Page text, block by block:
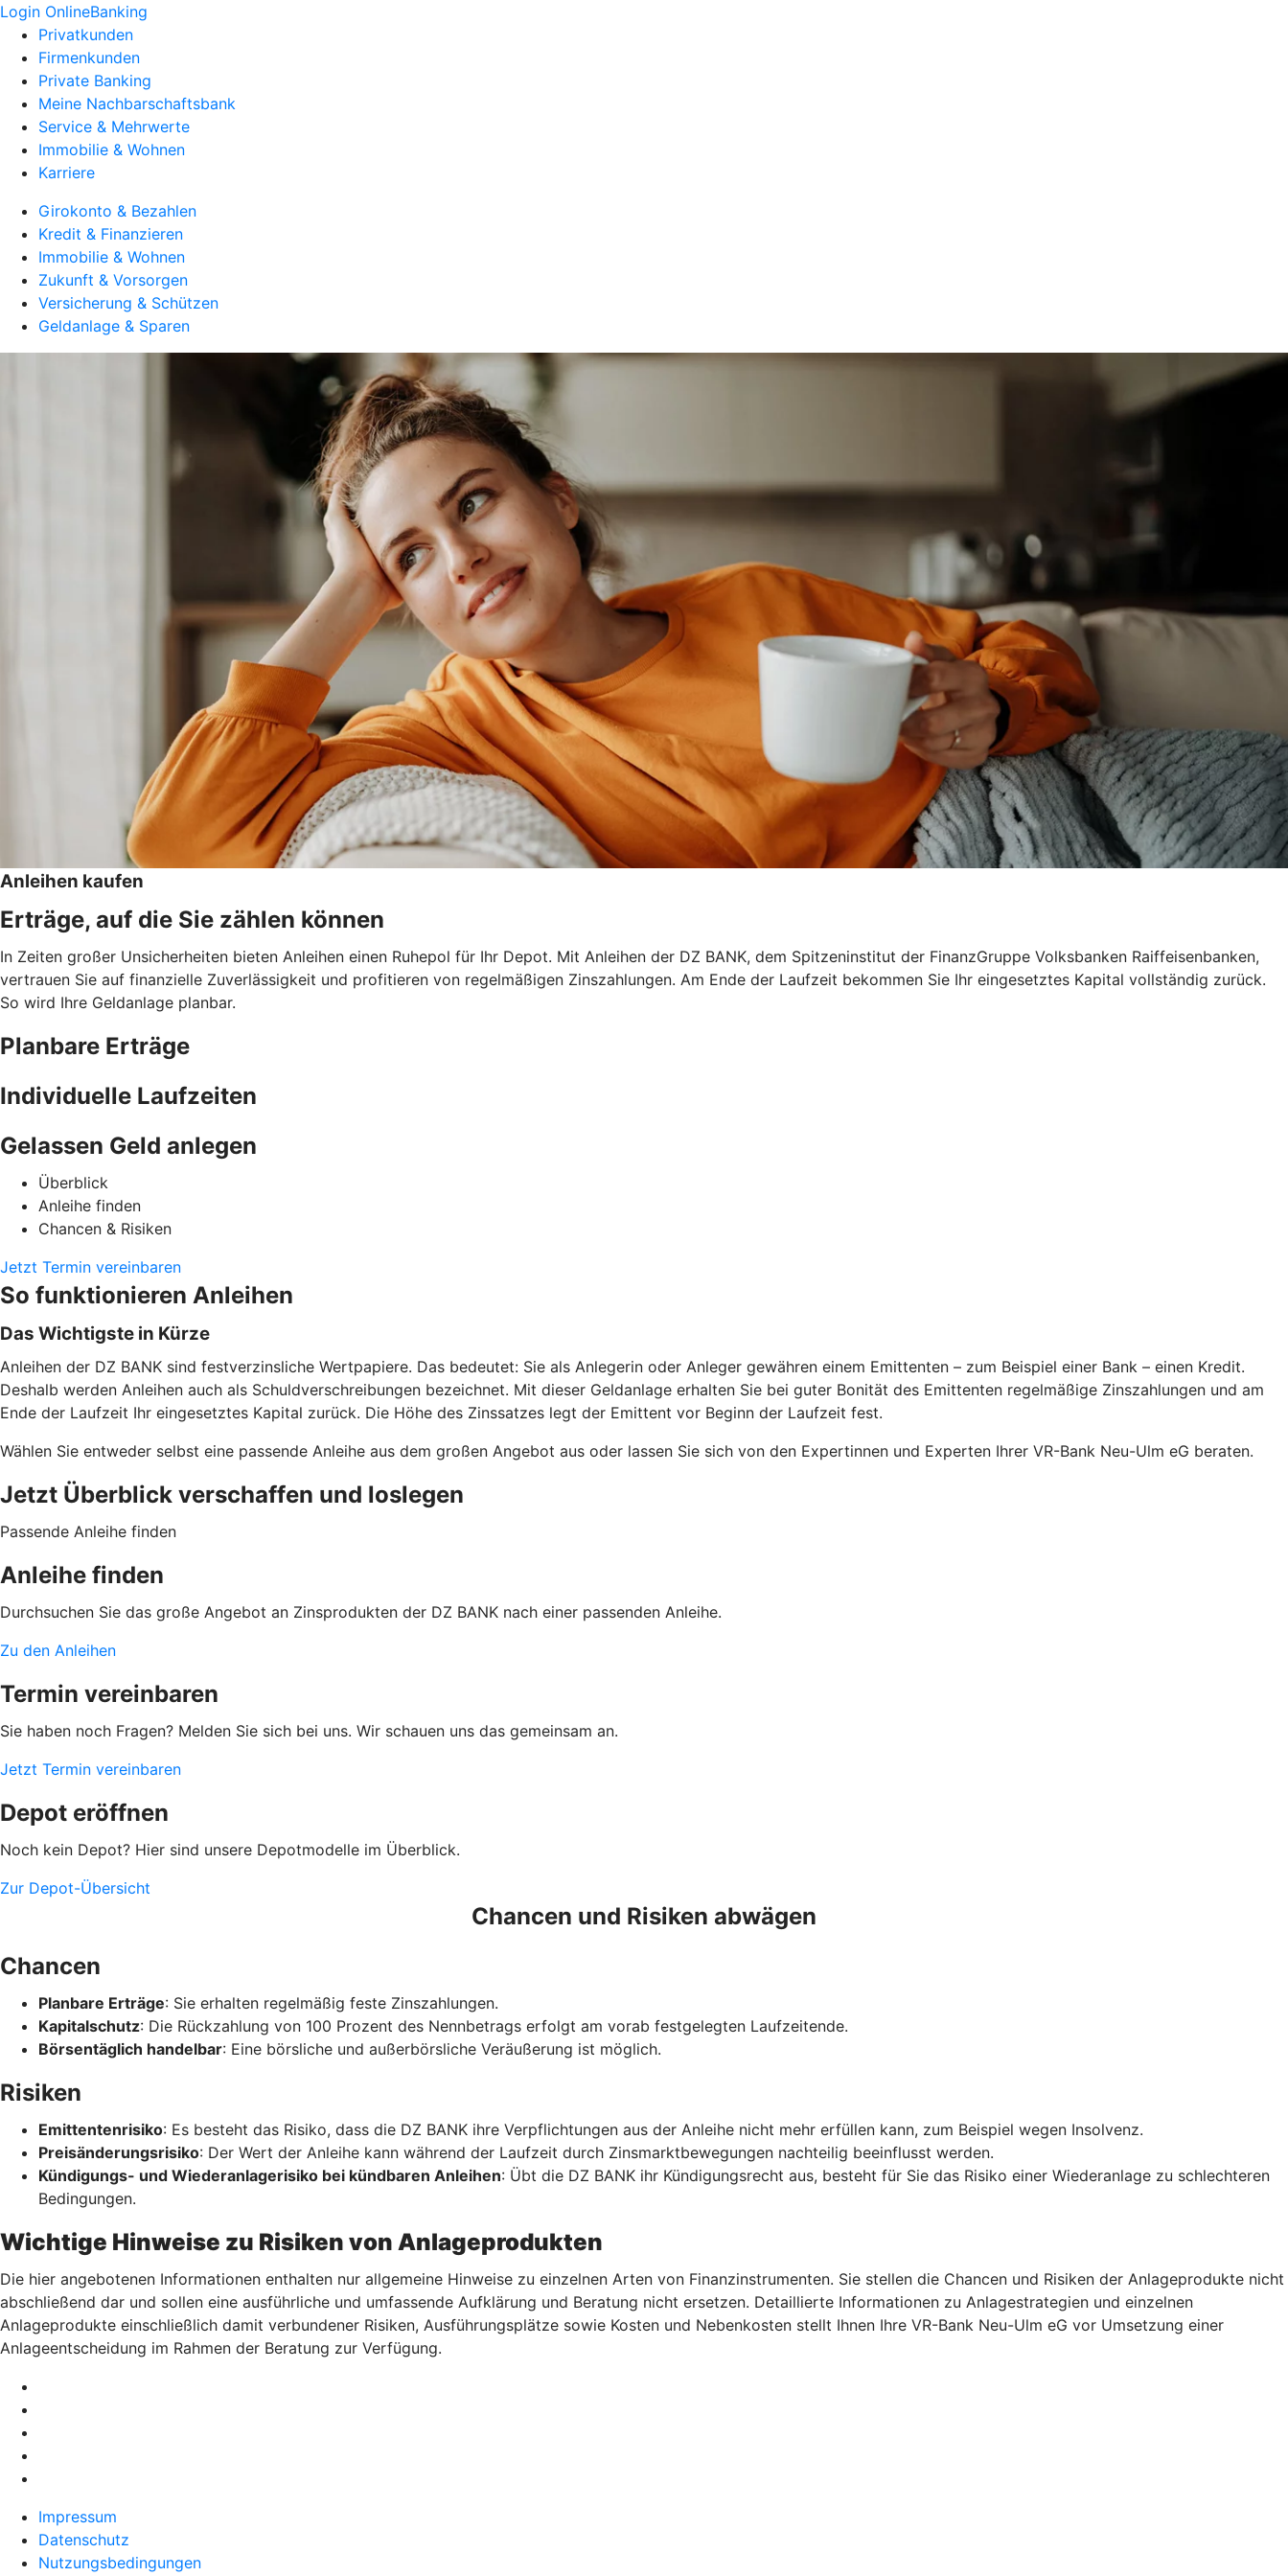
Login OnlineBanking
Privatkunden
Firmenkunden
Private Banking
Meine Nachbarschaftsbank
Service & Mehrwerte
Immobilie & Wohnen
Karriere
Girokonto & Bezahlen
Kredit & Finanzieren
Immobilie & Wohnen
Zukunft & Vorsorgen
Versicherung & Schützen
Geldanlage & Sparen
Anleihen kaufen
Erträge, auf die Sie zählen können
In Zeiten großer Unsicherheiten bieten Anleihen einen Ruhepol für Ihr Depot. Mit Anleihen der DZ BANK, dem Spitzeninstitut der FinanzGruppe Volksbanken Raiffeisenbanken,
vertrauen Sie auf finanzielle Zuverlässigkeit und profitieren von regelmäßigen Zinszahlungen. Am Ende der Laufzeit bekommen Sie Ihr eingesetztes Kapital vollständig zurück.
So wird Ihre Geldanlage planbar.
Planbare Erträge
Individuelle Laufzeiten
Gelassen Geld anlegen
Überblick
Anleihe finden
Chancen & Risiken
Jetzt Termin vereinbaren
So funktionieren Anleihen
Das Wichtigste in Kürze
Anleihen der DZ BANK sind festverzinsliche Wertpapiere. Das bedeutet: Sie als Anlegerin oder Anleger gewähren einem Emittenten – zum Beispiel einer Bank – einen Kredit.
Deshalb werden Anleihen auch als Schuldverschreibungen bezeichnet. Mit dieser Geldanlage erhalten Sie bei guter Bonität des Emittenten regelmäßige Zinszahlungen und am
Ende der Laufzeit Ihr eingesetztes Kapital zurück. Die Höhe des Zinssatzes legt der Emittent vor Beginn der Laufzeit fest.
Wählen Sie entweder selbst eine passende Anleihe aus dem großen Angebot aus oder lassen Sie sich von den Expertinnen und Experten Ihrer VR-Bank Neu-Ulm eG beraten.
Jetzt Überblick verschaffen und loslegen
Passende Anleihe finden
Anleihe finden
Durchsuchen Sie das große Angebot an Zinsprodukten der DZ BANK nach einer passenden Anleihe.
Zu den Anleihen
Termin vereinbaren
Sie haben noch Fragen? Melden Sie sich bei uns. Wir schauen uns das gemeinsam an.
Jetzt Termin vereinbaren
Depot eröffnen
Noch kein Depot? Hier sind unsere Depotmodelle im Überblick.
Zur Depot-Übersicht
Chancen und Risiken abwägen
Chancen
Planbare Erträge: Sie erhalten regelmäßig feste Zinszahlungen.
Kapitalschutz: Die Rückzahlung von 100 Prozent des Nennbetrags erfolgt am vorab festgelegten Laufzeitende.
Börsentäglich handelbar: Eine börsliche und außerbörsliche Veräußerung ist möglich.
Risiken
Emittentenrisiko: Es besteht das Risiko, dass die DZ BANK ihre Verpflichtungen aus der Anleihe nicht mehr erfüllen kann, zum Beispiel wegen Insolvenz.
Preisänderungsrisiko: Der Wert der Anleihe kann während der Laufzeit durch Zinsmarktbewegungen nachteilig beeinflusst werden.
Kündigungs- und Wiederanlagerisiko bei kündbaren Anleihen: Übt die DZ BANK ihr Kündigungsrecht aus, besteht für Sie das Risiko einer Wiederanlage zu schlechteren
Bedingungen.
Wichtige Hinweise zu Risiken von Anlageprodukten
Die hier angebotenen Informationen enthalten nur allgemeine Hinweise zu einzelnen Arten von Finanzinstrumenten. Sie stellen die Chancen und Risiken der Anlageprodukte nicht
abschließend dar und sollen eine ausführliche und umfassende Aufklärung und Beratung nicht ersetzen. Detaillierte Informationen zu Anlagestrategien und einzelnen
Anlageprodukte einschließlich damit verbundener Risiken, Ausführungsplätze sowie Kosten und Nebenkosten stellt Ihnen Ihre VR-Bank Neu-Ulm eG vor Umsetzung einer
Anlageentscheidung im Rahmen der Beratung zur Verfügung.
Impressum
Datenschutz
Nutzungsbedingungen